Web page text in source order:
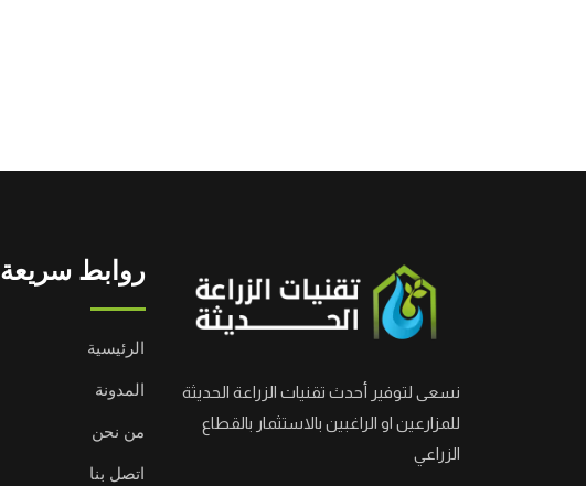
نسعى لتوفير أحدث تقنيات الزراعة الحديثة
للمزارعين او الراغبين بالاستثمار بالقطاع
الزراعي
روابط سريعة
الرئيسية
المدونة
من نحن
اتصل بنا